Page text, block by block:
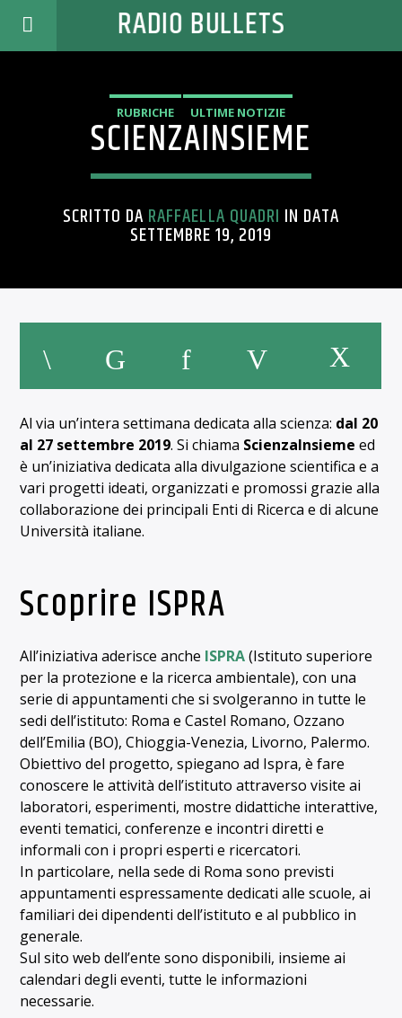
RADIO BULLETS
RUBRICHE ULTIME NOTIZIE
SCIENZAINSIEME
SCRITTO DA RAFFAELLA QUADRI IN DATA
SETTEMBRE 19, 2019
Al via un’intera settimana dedicata alla scienza: dal 20
al 27 settembre 2019. Si chiama ScienzaInsieme ed
è un’iniziativa dedicata alla divulgazione scientifica e a
vari progetti ideati, organizzati e promossi grazie alla
collaborazione dei principali Enti di Ricerca e di alcune
Università italiane.
Scoprire ISPRA
All’iniziativa aderisce anche ISPRA(Istituto superiore
per la protezione e la ricerca ambientale), con una
serie di appuntamenti che si svolgeranno in tutte le
sedi dell’istituto: Roma e Castel Romano, Ozzano
dell’Emilia (BO), Chioggia-Venezia, Livorno, Palermo.
Obiettivo del progetto, spiegano ad Ispra, è fare
conoscere le attività dell’istituto attraverso visite ai
laboratori, esperimenti, mostre didattiche interattive,
eventi tematici, conferenze e incontri diretti e
informali con i propri esperti e ricercatori.
In particolare, nella sede di Roma sono previsti
appuntamenti espressamente dedicati alle scuole, ai
familiari dei dipendenti dell’istituto e al pubblico in
generale.
Sul sito web dell’ente sono disponibili, insieme ai
calendari degli eventi, tutte le informazioni
necessarie.